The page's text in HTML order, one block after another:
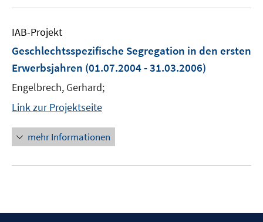
IAB-Projekt
Geschlechtsspezifische Segregation in den ersten
Erwerbsjahren (01.07.2004 - 31.03.2006)
Engelbrech, Gerhard;
Link zur Projektseite
mehr Informationen